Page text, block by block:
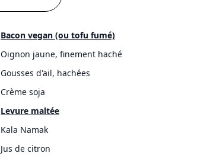
Bacon vegan (ou tofu fumé)
Oignon jaune, finement haché
Gousses d'ail, hachées
Crème soja
Levure maltée
Kala Namak
Jus de citron